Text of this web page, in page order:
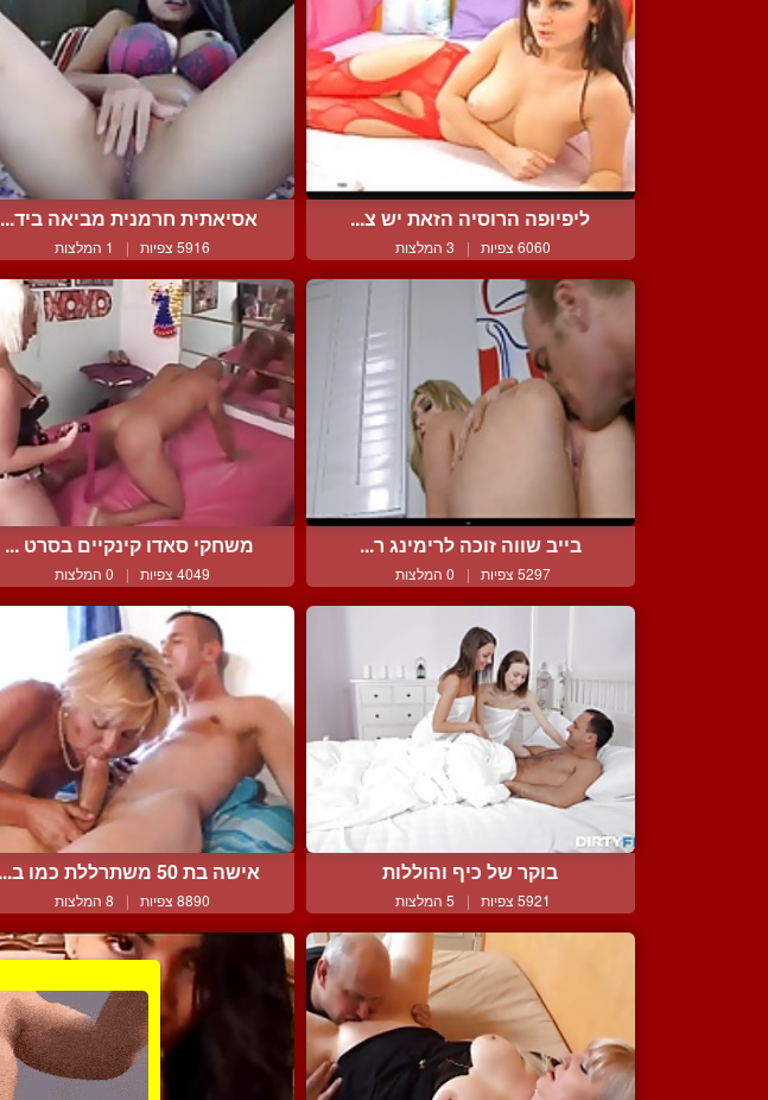
ליפיופה הרוסיה הזאת יש צ...
6060 צפיות | 3 המלצות
אסיאתית חרמנית מביאה ביד...
5916 צפיות | 1 המלצות
בייב שווה זוכה לרימינג ר...
5297 צפיות | 0 המלצות
משחקי סאדו קינקיים בסרט ...
4049 צפיות | 0 המלצות
בוקר של כיף והוללות
5921 צפיות | 5 המלצות
אישה בת 50 משתרללת כמו ב...
8890 צפיות | 8 המלצות